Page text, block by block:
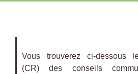
Vous trouverez ci-dessous
(CR) des conseils